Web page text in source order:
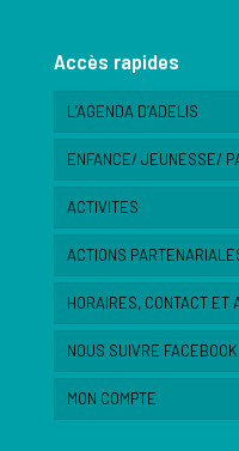
Accès rapides
L’AGENDA D’ADELIS
ENFANCE/ JEUNESSE/
ACTIVITES
ACTIONS
HORAIRES, CONTACT ET
NOUS SUIVRE FACEBOOK
MON COMPTE